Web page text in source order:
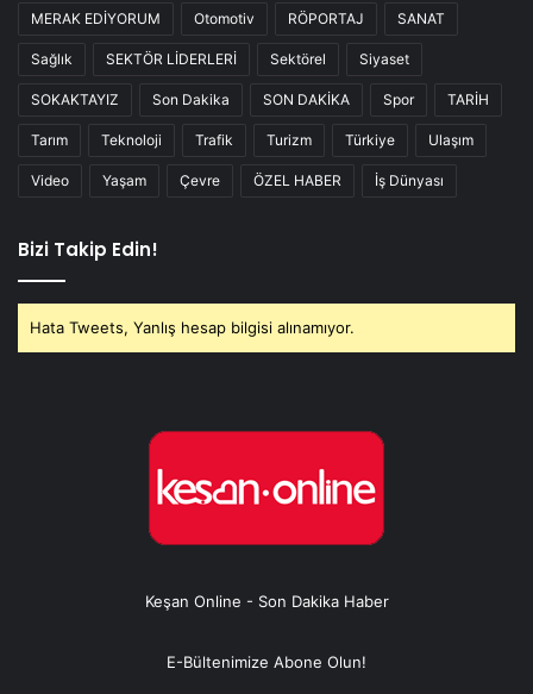
MERAK EDİYORUM Otomotiv RÖPORTAJ SANAT
Sağlık SEKTÖR LİDERLERİ Sektörel Siyaset
SOKAKTAYIZ Son Dakika SON DAKİKA Spor TARİH
Tarım Teknoloji Trafik Turizm Türkiye Ulaşım
Video Yaşam Çevre ÖZEL HABER İş Dünyası
Bizi Takip Edin!
Hata Tweets, Yanlış hesap bilgisi alınamıyor.
Keşan Online - Son Dakika Haber
E-Bültenimize Abone Olun!